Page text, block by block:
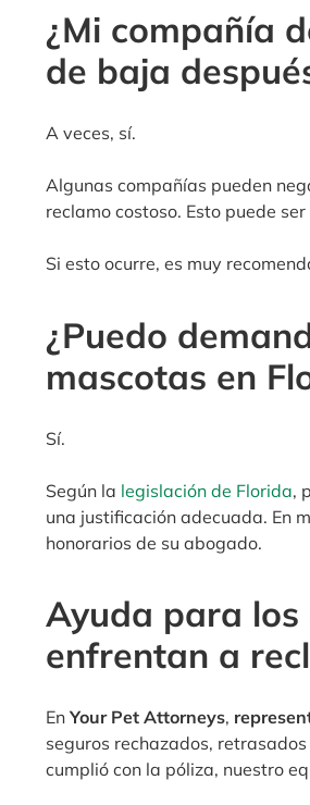
¿Mi compañía
de baja
A veces, sí.
Algunas compañías pueden
reclamo costoso. Esto puede
Si esto ocurre, es muy
¿Puedo
mascotas en
Sí.
Según la legislación de Florida,
una justificación adecuada. En
honorarios de su abogado.
Ayuda para los
enfrentan a
En Your Pet Attorneys,
seguros rechazados,
cumplió con la póliza, nuestro